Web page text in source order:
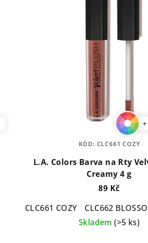
L.A. Colors Barva na Rty
Creamy 4 g
89 Kč
CLC661 COZY
CLC662
Skladem(>5 ks)
KÓD: CLC661 COZY